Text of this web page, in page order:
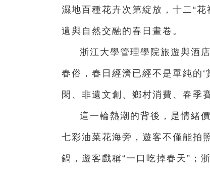
濕地百種花卉次第綻放，十二“
遺與自然交融的春日畫卷。
浙江大學管理學院旅遊與酒
春俗，春日經濟已經不是單純的
閑、非遺文創、鄉村消費、春季
這一輪熱潮的背後，是情緒
七彩油菜花海旁，遊客不僅能拍
鍋，遊客戲稱“一口吃掉春天”；